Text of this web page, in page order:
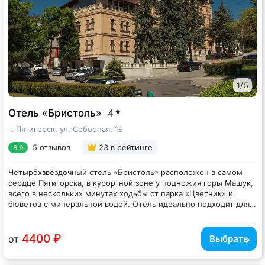
пространства оснащены всей необходимой аппаратурой и
техникой. Во время мероприятий есть возможность провести
фуршет или устроить кофе-брейки.
1/5
Отель «Бристоль» 4
г. Пятигорск, ул. Соборная, 19
8.9 5 отзывов 23 в рейтинге
Четырёхзвёздочный отель «Бристоль» расположен в самом
сердце Пятигорска, в курортной зоне у подножия горы Машук,
всего в нескольких минутах ходьбы от парка «Цветник» и
бюветов с минеральной водой. Отель идеально подходит для
прогулками по живописным местам Кавказских Минеральных
Вод.
Стандартов до роскошных Апартаментов с кухней и джакузи.
Интерьеры выполнены в классическом стиле, все номера
оснащены современной техникой и всем необходимым для
комфортного проживания: кондиционер, телевизор, мини-бар,
Для гостей доступнаспа-зона с бассейном и хаммамом:
от 4400 ₽ Выбрать